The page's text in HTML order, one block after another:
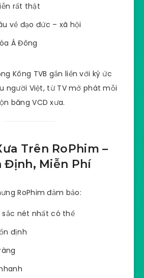
rất thật
về đạo đức – xã hội
Á Đông
Kông TVB gắn liền với ký ức
người Việt, từ TV mở phát mỗi
băng VCD xưa.
Trên RoPhim –
Định, Miễn Phí
RoPhim đảm bảo:
sắc nét nhất có thể
định